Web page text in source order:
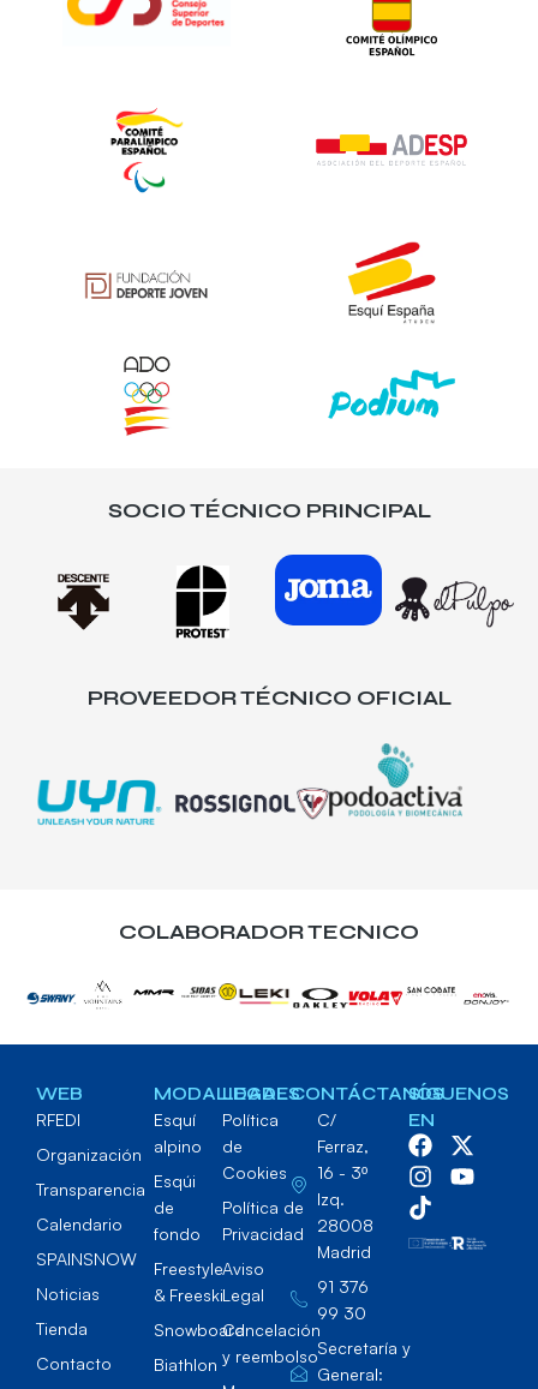
SOCIO TÉCNICO PRINCIPAL
PROVEEDOR TÉCNICO OFICIAL
COLABORADOR TECNICO
WEB
RFEDI
Organización
Transparencia
Calendario
SPAINSNOW
Noticias
Tienda
Contacto
MODALIDADES
Esquí
alpino
Esqúi
de
fondo
Freestyle
& Freeski
Snowboard
Biathlon
LEGAL
Política
de
Cookies
Política de
Privacidad
Aviso
Legal
Cancelación
y reembolso
CONTÁCTANOS
C/
Ferraz,
16 - 3º
Izq.
28008
Madrid
91 376
99 30
Secretaría y
General:
SÍGUENOS
EN